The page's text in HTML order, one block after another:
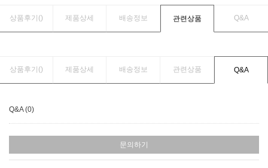
상품후기() 제품상세 배송정보 관련상품 Q&A
상품후기() 제품상세 배송정보 관련상품 Q&A
Q&A (0)
문의하기